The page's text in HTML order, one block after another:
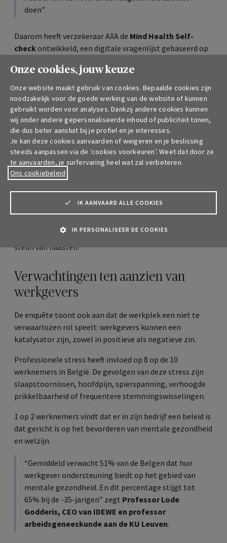
doen”
Daarom heeft verzekeraar AXA de Mind Health Self-
checkontwikkeld, een digitale vragenlijst gebaseerd op
het rapport. Die tool geeft niet alleen een inzicht van het
mentaal welzijn, maar ook advies op basis van de score,
zonder evenwel het advies en de opvolging van een
professional te vervangen.
1 op 2 Belgen vindt dat het gezondheidszorgsysteem
effectief ondersteuning biedt aan mensen die lijden aan
mentale gezondheidsproblemen, een gevoel dat sterker
is dan in de meeste Europese landen, en dat ook
toeneemt.
72% van de actieve Belgen neemt ten minste één
meditatie/mindfulness, professionele ondersteuning of
steun van naasten.
Verwachtingen ten aanzien van
werkgevers
De enquête toont ook aan dat de werkplek een niet te
verwaarlozen rol speelt: werkgevers kunnen een
katalysator zijn, zowel in positieve als negatieve zin.
Professionele stress heeft invloed op 8 op de 10
werknemers in België. De gevolgen van deze stress zijn
slaapstoornissen, hoofdpijn, spierspanning, verhoogde
prikkelbaarheid of frequentere stemmingswisselingen.
1 op 2 werknemers vindt dat er in zijn bedrijf een beleid is
dat gericht is op het bevorderen van mentale gezondheid
en welzijn.
“Gemiddeld verwacht 51% van de Belgen dat hun
werkgever ondersteuning biedt op het gebied van
mentale gezondheid. En dit percentage stijgt tot
65% bij de -35-jarigen” zegt Professor Lode
Godderis, CEO van IDEWE en professor
arbeidsgeneeskunde aan de KU Leuven.
Onze cookies, jouw keuze
Onze website maakt gebruik van cookies. Bepaalde cookies zijn
noodzakelijk voor de goede werking van de website of kunnen
gebruikt worden voor analyses. Dankzij andere cookies kunnen
wij onder andere gepersonaliseerde inhoud of publiciteit tonen,
die dus beter aansluit bij je profiel en je interesses.
Je kan deze cookies aanvaarden of weigeren en je beslissing
steeds aanpassen via de ‘cookies voorkeuren’. Weet dat door ze
te aanvaarden, je surfervaring heel wat zal verbeteren.
Ons cookiebeleid
IK AANVAARD ALLE COOKIES
IK PERSONALISEER DE COOKIES